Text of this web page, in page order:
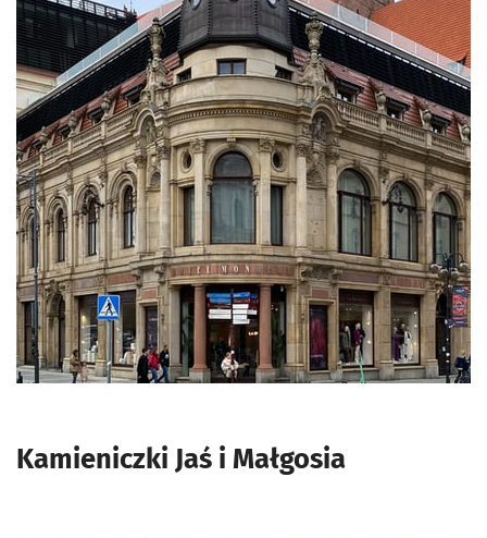
Kamieniczki Jaś i Małgosia